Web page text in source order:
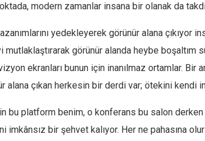
modern zamanlar insana bir olanak da
yedekleyerek görünür alana çıkıyor
mutlaklaştırarak görünür alanda heybe boşaltım
ekranları bunun için inanılmaz ortamlar. Bir
alana çıkan herkesin bir derdi var; ötekini kendi
bu platform benim, o konferans bu salon derken
imkânsız bir şehvet kalıyor. Her ne pahasına